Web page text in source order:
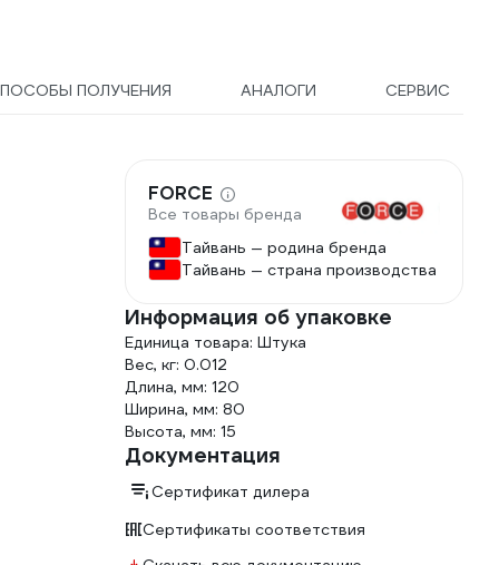
ПОЛУЧЕНИЯ АНАЛОГИ СЕРВИС
FORCE
Все товары бренда
Тайвань — родина бренда
Тайвань — страна производства
Информация об упаковке
Единица товара: Штука
Вес, кг: 0.012
Длина, мм: 120
Ширина, мм: 80
Высота, мм: 15
Документация
Сертификат дилера
Сертификаты соответствия